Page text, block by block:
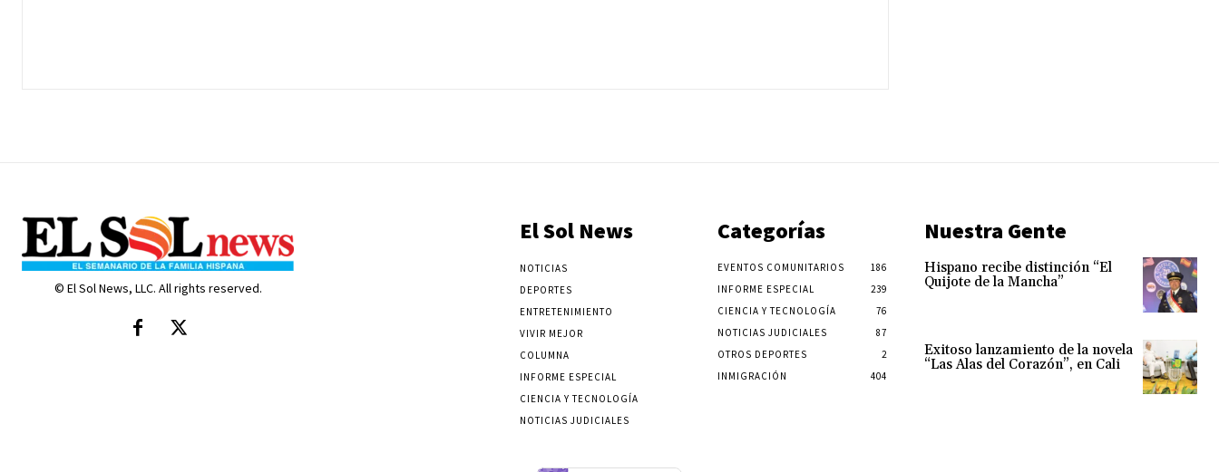
© El Sol News, LLC. All rights reserved.
El Sol News
NOTICIAS
DEPORTES
ENTRETENIMIENTO
VIVIR MEJOR
COLUMNA
INFORME ESPECIAL
CIENCIA Y TECNOLOGÍA
NOTICIAS JUDICIALES
Categorías
EVENTOS COMUNITARIOS
186
INFORME ESPECIAL
239
CIENCIA Y TECNOLOGÍA
76
NOTICIAS JUDICIALES
87
OTROS DEPORTES
2
INMIGRACIÓN
404
Nuestra Gente
Hispano recibe distinción “El
Quijote de la Mancha”
Exitoso lanzamiento de la novela
“Las Alas del Corazón”, en Cali